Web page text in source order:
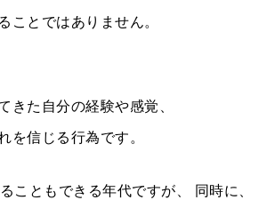
ことではありません。
きた自分の経験や感覚、
を信じる行為です。
こともできる年代ですが、 同時に、